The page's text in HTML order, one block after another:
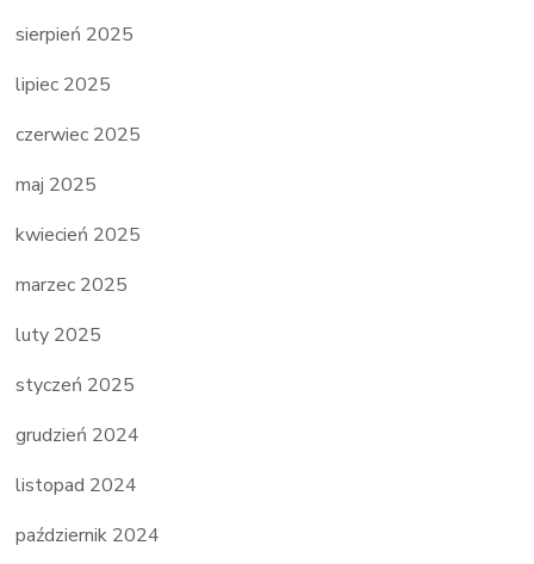
sierpień 2025
lipiec 2025
czerwiec 2025
maj 2025
kwiecień 2025
marzec 2025
luty 2025
styczeń 2025
grudzień 2024
listopad 2024
październik 2024